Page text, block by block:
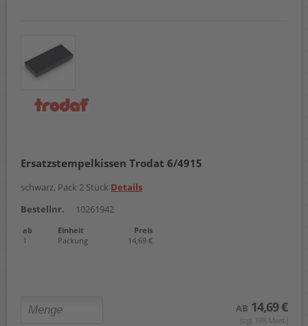
Ersatzstempelkissen Trodat 6/4915
schwarz, Pack 2 Stück Details
Bestellnr.
10261942
ab Einheit
Preis
1
Packung 14,69 €
AB 14,69 €
(zzgl. 19% Mwst.)